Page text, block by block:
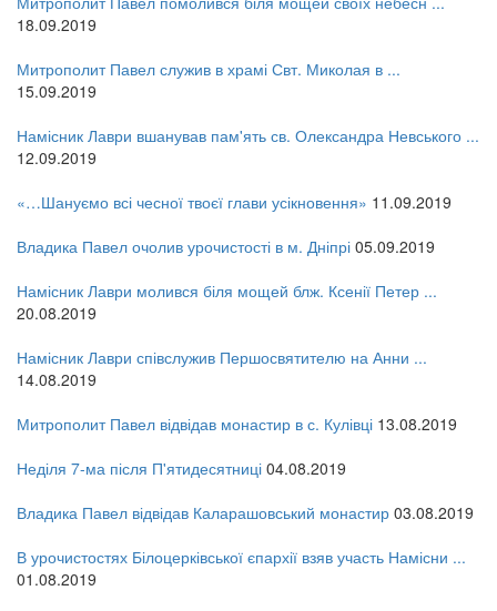
18.09.2019
Митрополит Павел служив в храмі Свт. Миколая в ...
15.09.2019
Намісник Лаври вшанував пам'ять св. Олександра Невського ...
12.09.2019
«…Шануємо всі чесної твоєї глави усікновення» 11.09.2019
Владика Павел очолив урочистості в м. Дніпрі 05.09.2019
Намісник Лаври молився біля мощей блж. Ксенії Петер ...
20.08.2019
Намісник Лаври співслужив Першосвятителю на Анни ...
14.08.2019
Митрополит Павел відвідав монастир в с. Кулівці 13.08.2019
Неділя 7-ма після П'ятидесятниці 04.08.2019
Владика Павел відвідав Каларашовський монастир 03.08.2019
В урочистостях Білоцерківської єпархії взяв участь Намісни ...
01.08.2019